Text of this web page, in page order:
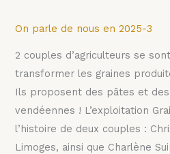
On parle de nous en 2025-3
2 couples d’agriculteurs se
transformer les graines
Ils proposent des pâtes et des
vendéennes ! L’exploitation
l’histoire de deux couples :
Limoges, ainsi que Charlène